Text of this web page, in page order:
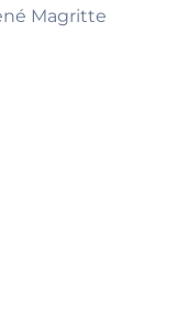
Magritte